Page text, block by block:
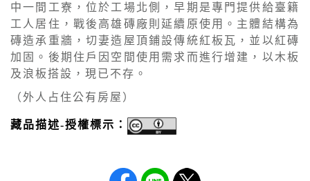
中一間工寮，位於工場北側，早期是專門提供給臺籍
工人居住，戰後高雄磚廠則延續原使用。主體結構為
磚造承重牆，切妻造屋頂鋪設傳統紅板瓦，並以紅磚
加固。後期住戶因空間使用需求而進行增建，以木板
及浪板搭設，現已不存。
（外人占住公有房屋）
藏品描述-授權標示：